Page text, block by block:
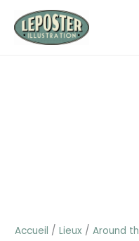
contenu
Accueil /Lieux /Around